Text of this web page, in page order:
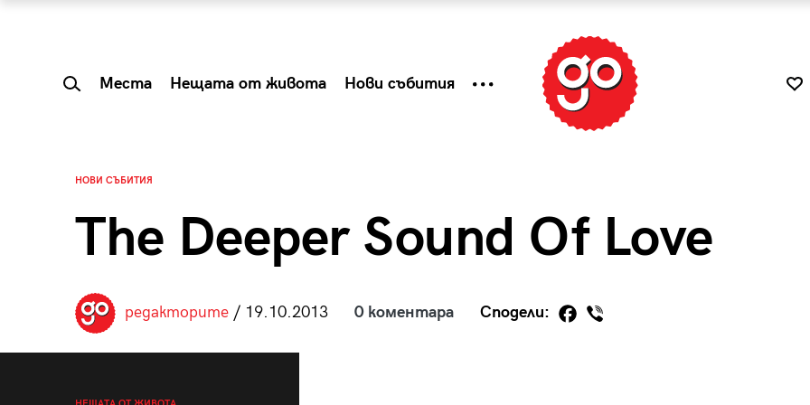
Места Нещата от живота Нови събития
НОВИ СЪБИТИЯ
The Deeper Sound Of Love
редакторите/ 19.10.2013 0 коментара Сподели: